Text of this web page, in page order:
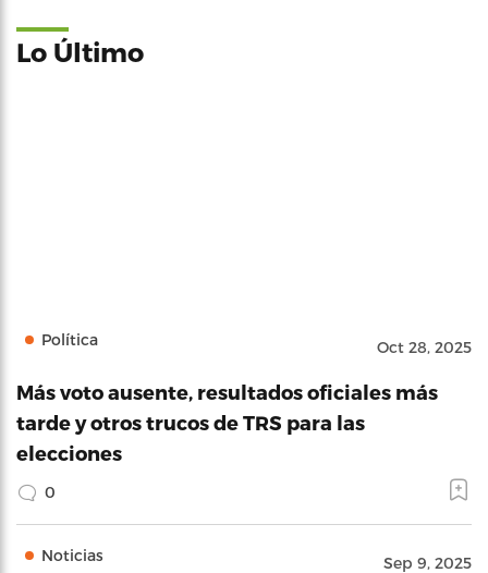
Lo Último
Política Oct 28, 2025
Más voto ausente, resultados oficiales más
tarde y otros trucos de TRS para las
elecciones
0
Noticias Sep 9, 2025